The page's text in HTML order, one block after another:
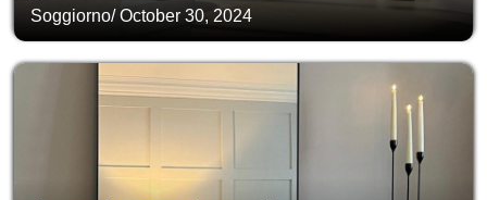
Soggiorno/October 30, 2024